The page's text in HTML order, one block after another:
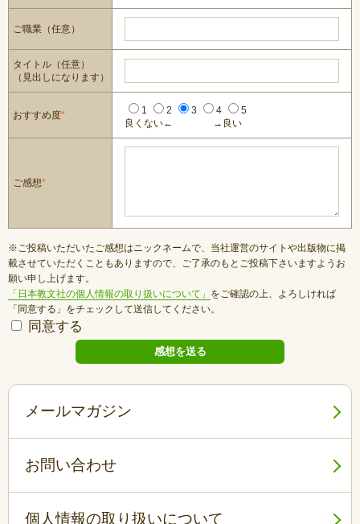
ご職業（任意）
タイトル（任意）
（見出しになります）
おすすめ度* 1 2 3 4
5
良くない←
→良い
ご感想*
※ご投稿いただいたご感想はニックネームで、当社運営のサイトや出版物に掲
載させていただくこともありますので、ご了承のもとご投稿下さいますようお
願い申し上げます。
「日本教文社の個人情報の取り扱いについて」 をご確認の上、よろしければ
「同意する」をチェックして送信してください。
同意する
メールマガジン
お問い合わせ
個人情報の取り扱いについて